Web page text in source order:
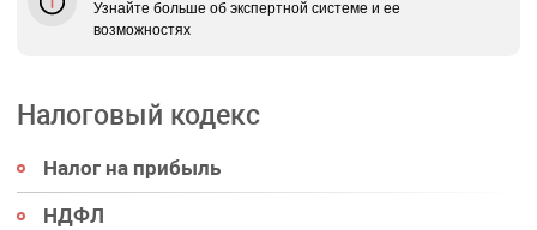
Узнайте больше об экспертной системе и ее
возможностях
Налоговый кодекс
Налог на прибыль
НДФЛ